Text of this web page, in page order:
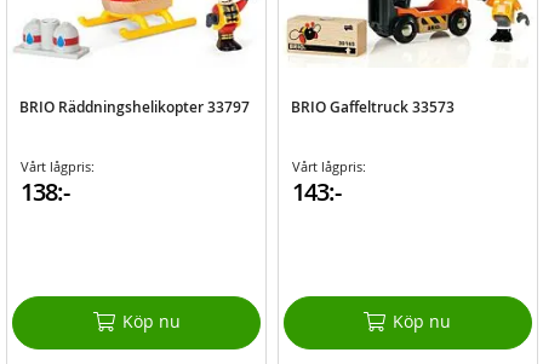
BRIO Räddningshelikopter 33797
Vårt lågpris:
138:-
Köp nu
BRIO Gaffeltruck 33573
Vårt lågpris:
143:-
Köp nu